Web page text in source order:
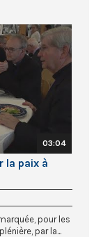
03:04
la paix à
pour les
par la...